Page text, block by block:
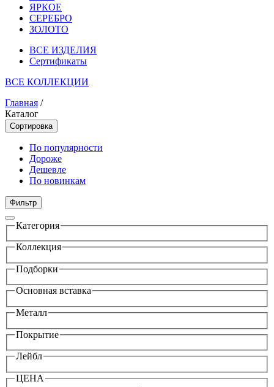
ЯРКОЕ
СЕРЕБРО
ЗОЛОТО
ВСЕ ИЗДЕЛИЯ
Сертификаты
ВСЕ КОЛЛЕКЦИИ
Главная /
Каталог
Сортировка
По популярности
Дороже
Дешевле
По новинкам
Фильтр
Категория
Коллекция
Подборки
Основная вставка
Металл
Покрытие
Лейбл
ЦЕНА